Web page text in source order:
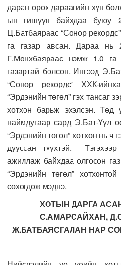
даран орох дараагийн хүн
ын гишүүн байхдаа буюу
Ц.Батбаяраас “Сонор
га газар авсан. Дараа нь
Г.Мөнхбаяраас нэмж 1.0
газартай болсон. Ингээд
“Сонор рекордс” ХХК-
“Эрдэнийн төгөл” гэх тансаг
хотхон барьж эхэлсэн. Төд
наймдугаар сард Э.Бат-Үүл
“Эрдэнийн төгөл” хотхон нь ч
дууссан түүхтэй.
ажиллаж байхдаа олгосон
“Эрдэнийн төгөл”
сөхөгдөж мэднэ.
ХОТЫН ДАРГА
С.АМАРСАЙХАН,
Ж.БАТБАЯСГАЛАН НАР